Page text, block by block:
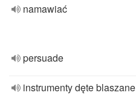
namawiać
persuade
instrumenty dęte blaszane